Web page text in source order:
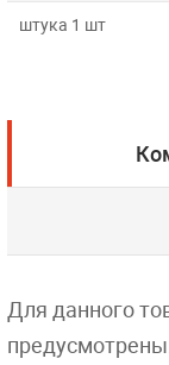
штука 1 шт
Для данного